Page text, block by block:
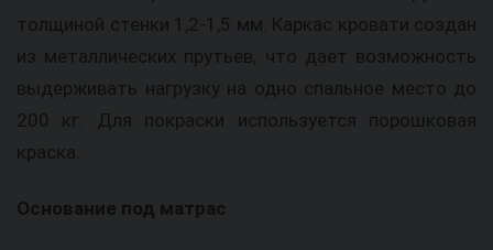
толщиной стенки 1,2-1,5 мм. Каркас кровати создан
из металлических прутьев, что дает возможность
выдерживать нагрузку на одно спальное место до
200 кг. Для покраски используется порошковая
краска.
Основание под матрас